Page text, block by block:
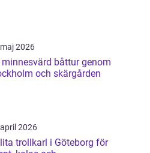
2026
minnesvärd båttur genom
och skärgården
2026
trollkarl i Göteborg för